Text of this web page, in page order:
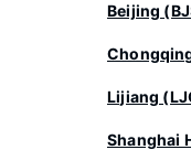
Beijing
Lijiang
Shanghai